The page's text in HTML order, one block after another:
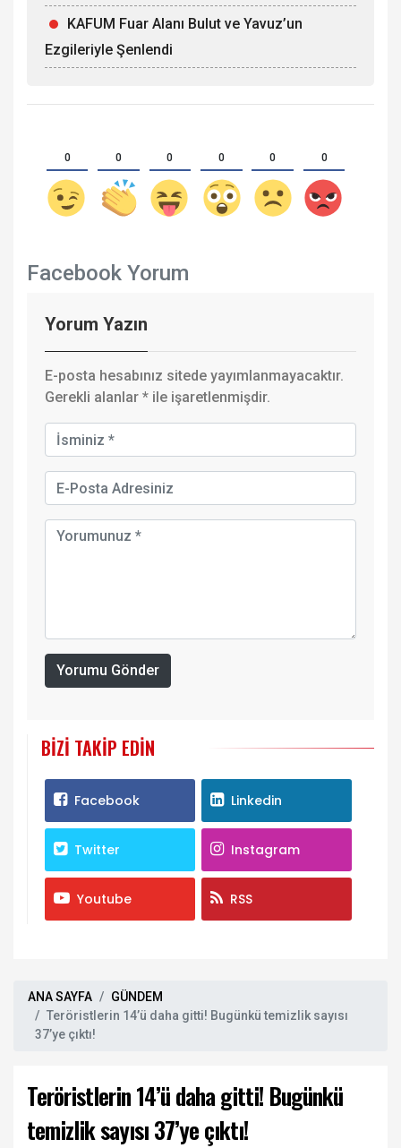
KAFUM Fuar Alanı Bulut ve Yavuz’un
Ezgileriyle Şenlendi
0 0 0 0 0 0
Facebook Yorum
Yorum Yazın
E-posta hesabınız sitede yayımlanmayacaktır.
Gerekli alanlar * ile işaretlenmişdir.
Yorumu Gönder
BIZI TAKIP EDIN
Facebook Linkedin
Twitter Instagram
Youtube RSS
ANA SAYFA
GÜNDEM
Teröristlerin 14’ü daha gitti! Bugünkü temizlik sayısı
37’ye çıktı!
Teröristlerin 14’ü daha gitti! Bugünkü
temizlik sayısı 37’ye çıktı!